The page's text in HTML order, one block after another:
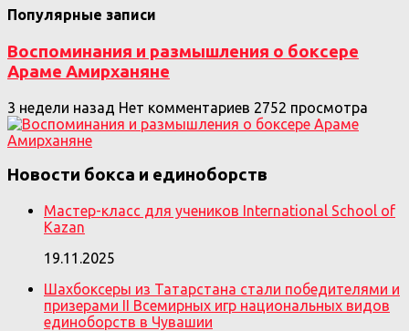
Популярные записи
Воспоминания и размышления о боксере
Араме Амирханяне
3 недели назад Нет комментариев 2752 просмотра
Новости бокса и единоборств
Мастер-класс для учеников International School of
Kazan
19.11.2025
Шахбоксеры из Татарстана стали победителями и
призерами II Всемирных игр национальных видов
единоборств в Чувашии